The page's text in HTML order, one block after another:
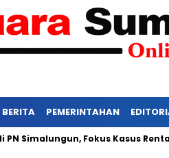
BERITA PEMERINTAHAN
Fokus Kasus Rentan